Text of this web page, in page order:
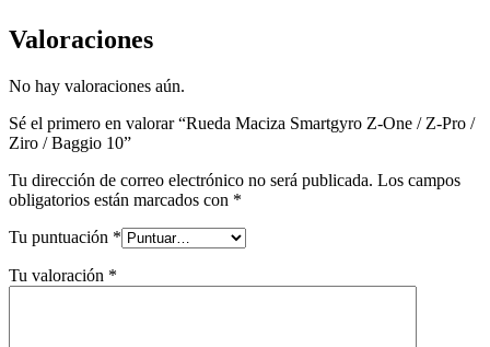
Valoraciones
No hay valoraciones aún.
Sé el primero en valorar “Rueda Maciza Smartgyro Z-One / Z-Pro /
Ziro / Baggio 10”
Tu dirección de correo electrónico no será publicada. Los campos
obligatorios están marcados con *
Tu puntuación *
Tu valoración *